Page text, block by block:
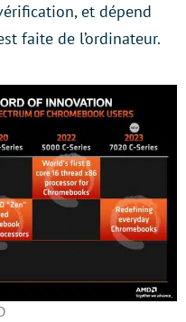
et dépend
faite de l’ordinateur.